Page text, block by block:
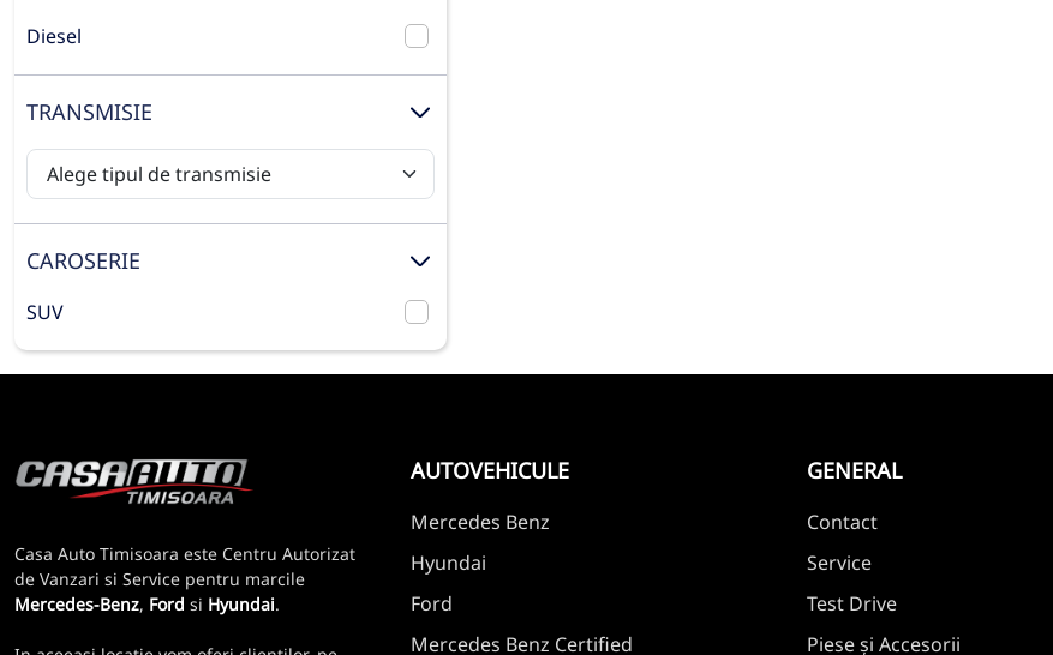
Diesel
TRANSMISIE
CAROSERIE
SUV
Casa Auto Timisoara este Centru Autorizat
de Vanzari si Service pentru marcile
Mercedes-Benz, Ford si Hyundai.
AUTOVEHICULE
Mercedes Benz
Hyundai
Ford
Mercedes Benz Certified
GENERAL
Contact
Service
Test Drive
Piese și Accesorii